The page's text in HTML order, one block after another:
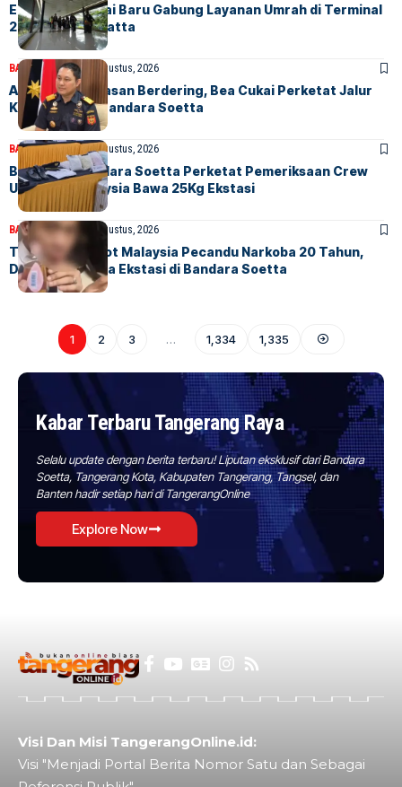
Empat Maskapai Baru Gabung Layanan Umrah di Terminal
2F Soekarno-Hatta
BANDARA BERITA 4 Agustus, 2026
Alarm Pengawasan Berdering, Bea Cukai Perketat Jalur
Khusus Kru di Bandara Soetta
BANDARABERITA3 Agustus, 2026
Bea Cukai Bandara Soetta Perketat Pemeriksaan Crew
Usai Pilot Malaysia Bawa 25Kg Ekstasi
BANDARABERITA 3 Agustus, 2026
Terungkap! Pilot Malaysia Pecandu Narkoba 20 Tahun,
Ditangkap Bawa Ekstasi di Bandara Soetta
1 2 3 … 1,334 1,335
Kabar Terbaru Tangerang Raya
Selalu update dengan berita terbaru! Liputan eksklusif dari Bandara
Soetta, Tangerang Kota, Kabupaten Tangerang, Tangsel, dan
Banten hadir setiap hari di TangerangOnline
Explore Now
Visi Dan Misi TangerangOnline.id:
Visi "Menjadi Portal Berita Nomor Satu dan Sebagai